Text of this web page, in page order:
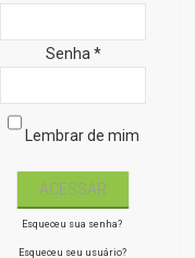
Senha *
Lembrar de mim
Esqueceu sua senha?
Esqueceu seu usuário?